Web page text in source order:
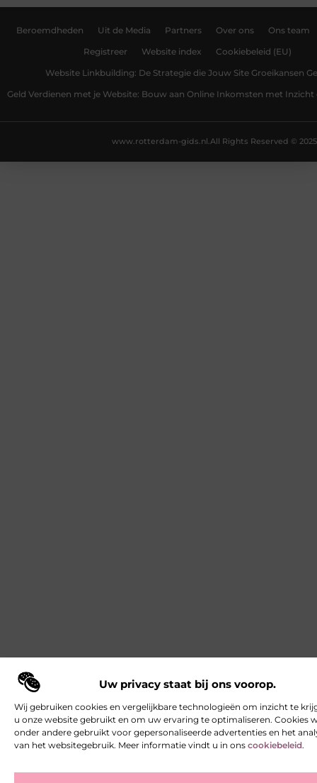
Uw privacy staat bij ons voorop.
Wij gebruiken cookies en vergelijkbare technologieën om inzicht te
u onze website gebruikt en om uw ervaring te optimaliseren. Cookies
onder andere gebruikt voor gepersonaliseerde advertenties en het
van het websitegebruik. Meer informatie vindt u in ons cookiebeleid.
Beroemdheden Uit de Media Partners Over ons Ons team
Registreer Website index Cookiebeleid (EU)
Website Linkbuilding: De Strategie die Jouw Site Groeikansen
Geld Verdienen met je Website: Bouw aan Online Inkomsten met Inzicht
All Rights Reserved © 2025
www.rotterdam-gids.nl.